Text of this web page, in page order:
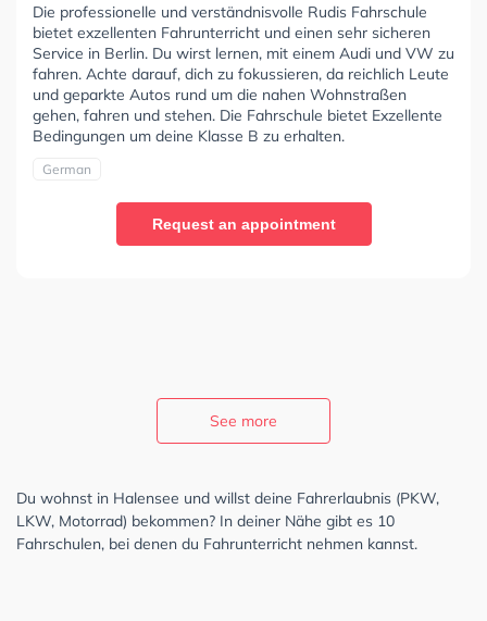
Die professionelle und verständnisvolle Rudis Fahrschule
bietet exzellenten Fahrunterricht und einen sehr sicheren
Service in Berlin. Du wirst lernen, mit einem Audi und VW zu
fahren. Achte darauf, dich zu fokussieren, da reichlich Leute
und geparkte Autos rund um die nahen Wohnstraßen
gehen, fahren und stehen. Die Fahrschule bietet Exzellente
Bedingungen um deine Klasse B zu erhalten.
German
Request an appointment
See more
Du wohnst in Halensee und willst deine Fahrerlaubnis (PKW,
LKW, Motorrad) bekommen? In deiner Nähe gibt es 10
Fahrschulen, bei denen du Fahrunterricht nehmen kannst.